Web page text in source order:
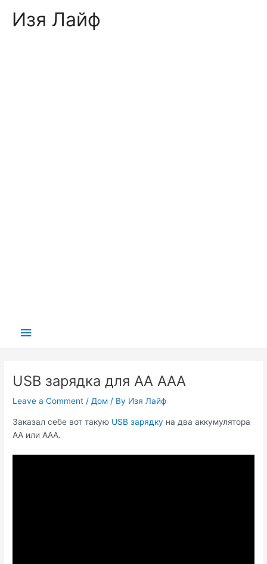
Изя Лайф
Main
USB зарядка для AA AAA
Leave a Comment /Дом / By Изя Лайф
Заказал себе вот такую USB зарядку на два аккумулятора
AA или AAA.